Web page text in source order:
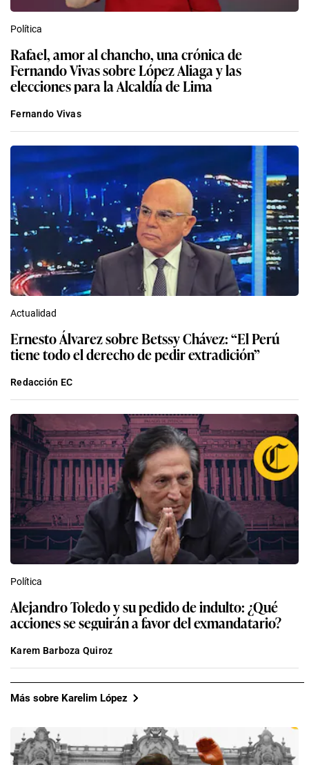
Política
Rafael, amor al chancho, una crónica de
Fernando Vivas sobre López Aliaga y las
elecciones para la Alcaldía de Lima
Fernando Vivas
Actualidad
Ernesto Álvarez sobre Betssy Chávez: “El Perú
tiene todo el derecho de pedir extradición”
Redacción EC
Política
Alejandro Toledo y su pedido de indulto: ¿Qué
acciones se seguirán a favor del exmandatario?
Karem Barboza Quiroz
Más sobre Karelim López